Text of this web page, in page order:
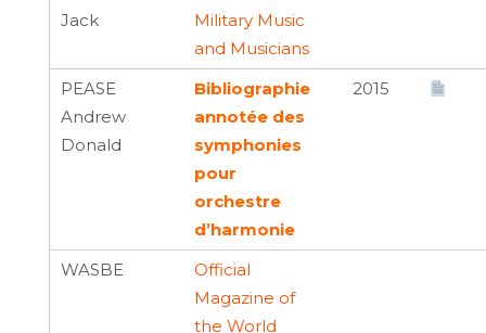
Jack
Military Music
and Musicians
PEASE
Andrew
Donald
Bibliographie
annotée des
symphonies
pour
orchestre
d’harmonie
2015
WASBE
Official
Magazine of
the World